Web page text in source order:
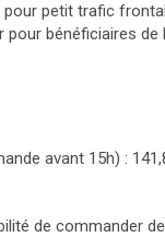
petit trafic
pour bénéficiaires
avant 15h) :
de commander